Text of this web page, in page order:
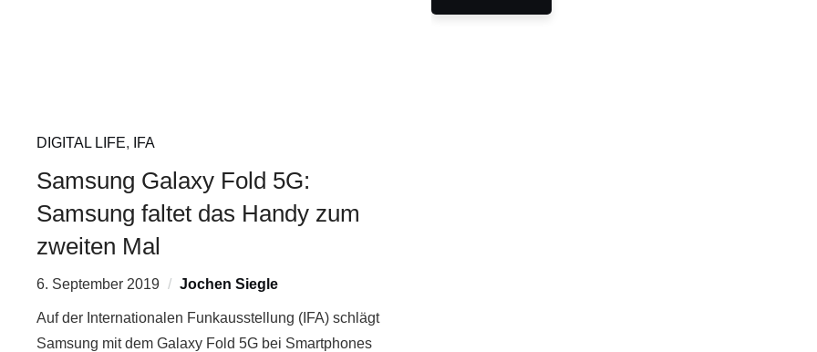
DIGITAL LIFE, IFA
Samsung Galaxy Fold 5G:
Samsung faltet das Handy zum
zweiten Mal
6. September 2019 Jochen Siegle
Auf der Internationalen Funkausstellung (IFA) schlägt
Samsung mit dem Galaxy Fold 5G bei Smartphones